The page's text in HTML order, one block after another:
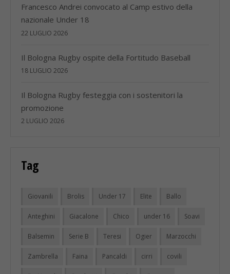
Francesco Andrei convocato al Camp estivo della
nazionale Under 18
22 LUGLIO 2026
Il Bologna Rugby ospite della Fortitudo Baseball
18 LUGLIO 2026
Il Bologna Rugby festeggia con i sostenitori la
promozione
2 LUGLIO 2026
Tag
Giovanili Brolis Under 17 Elite Ballo
Anteghini Giacalone Chico under 16 Soavi
Balsemin Serie B Teresi Ogier Marzocchi
Zambrella Faina Pancaldi cirri covili